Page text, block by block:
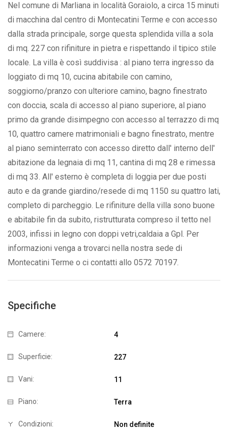
Nel comune di Marliana in località Goraiolo, a circa 15 minuti
di macchina dal centro di Montecatini Terme e con accesso
dalla strada principale, sorge questa splendida villa a sola
di mq. 227 con rifiniture in pietra e rispettando il tipico stile
locale. La villa è così suddivisa : al piano terra ingresso da
loggiato di mq 10, cucina abitabile con camino,
soggiorno/pranzo con ulteriore camino, bagno finestrato
con doccia, scala di accesso al piano superiore, al piano
primo da grande disimpegno con accesso al terrazzo di mq
10, quattro camere matrimoniali e bagno finestrato, mentre
al piano seminterrato con accesso diretto dall' interno dell'
abitazione da legnaia di mq 11, cantina di mq 28 e rimessa
di mq 33. All' esterno è completa di loggia per due posti
auto e da grande giardino/resede di mq 1150 su quattro lati,
completo di parcheggio. Le rifiniture della villa sono buone
e abitabile fin da subito, ristrutturata compreso il tetto nel
2003, infissi in legno con doppi vetri,caldaia a Gpl. Per
informazioni venga a trovarci nella nostra sede di
Montecatini Terme o ci contatti allo 0572 70197.
Specifiche
Camere: 4
Superficie: 227
Vani: 11
Piano: Terra
Condizioni: Non definite